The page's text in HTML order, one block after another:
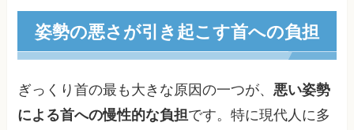
姿勢の悪さが引き起こす首への負担
ぎっくり首の最も大きな原因の一つが、 悪い姿勢
による首への慢性的な負担です。特に現代人に多